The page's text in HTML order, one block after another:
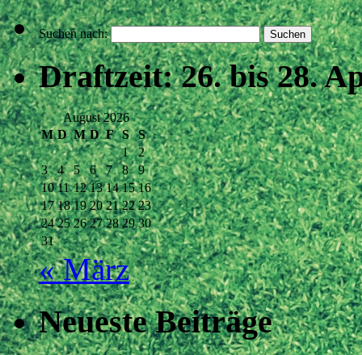
Suchen nach:
Draftzeit: 26. bis 28.
August 2026
M D M D F S
S
1
2
3
4 5 6 7 8
9
10 11 12 13 14 15 16
17 18 19 20 21 22 23
24 25 26 27 28 29 30
31
« März
Neueste Beiträge